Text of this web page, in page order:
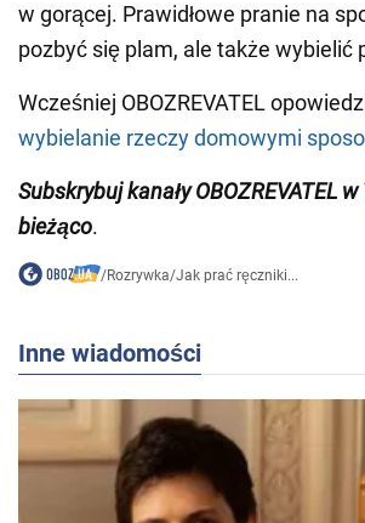
w gorącej. Prawidłowe pranie na
pozbyć się plam, ale także wybielić
Wcześniej OBOZREVATEL
wybielanie rzeczy domowymi
Subskrybuj kanały OBOZREVATEL w
bieżąco.
/Rozrywka/Jak prać ręczniki...
Inne wiadomości